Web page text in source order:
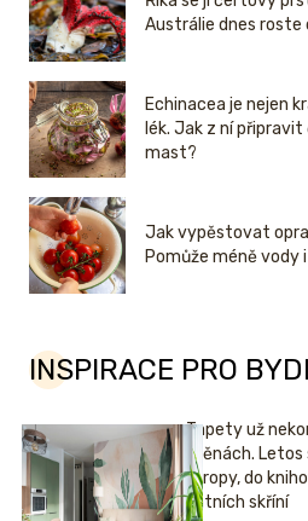
Austrálie dnes roste
Echinacea je nejen
lék. Jak z ní
mast?
Jak vypěstovat
Pomůže méně vody
INSPIRACE PRO
Tapety už
stěnách. Letos
stropy, do
šatních skříní